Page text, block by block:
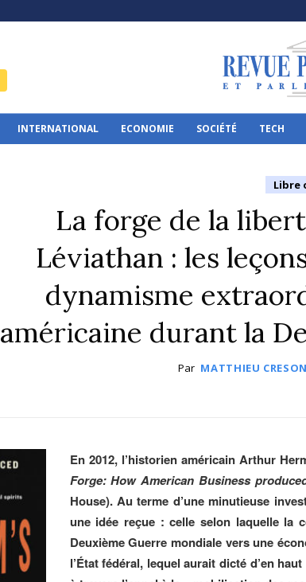
INTERNATIONAL ECONOMIE SOCIÉTÉ TECH
Libre
La forge de la
Léviathan : les
dynamisme
américaine durant la
Par MATTHIEU CRESON
En 2012, l’historien américain Arthur
Forge: How American Business
House). Au terme d’une minutieuse
une idée reçue : celle selon laquelle la
Deuxième Guerre mondiale vers une
l’État fédéral, lequel aurait dicté d’en